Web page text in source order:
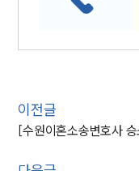
이전글